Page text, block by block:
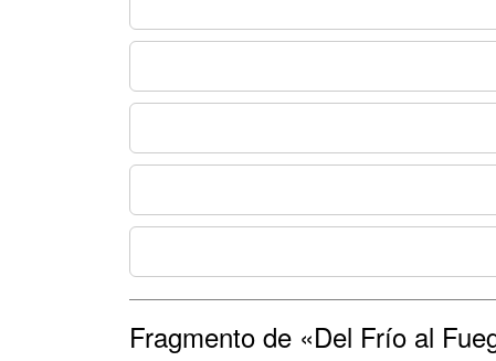
Fragmento de «Del Frío al